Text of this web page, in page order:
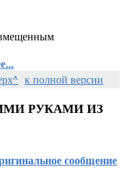
к полной версии
РУКАМИ ИЗ
сообщение